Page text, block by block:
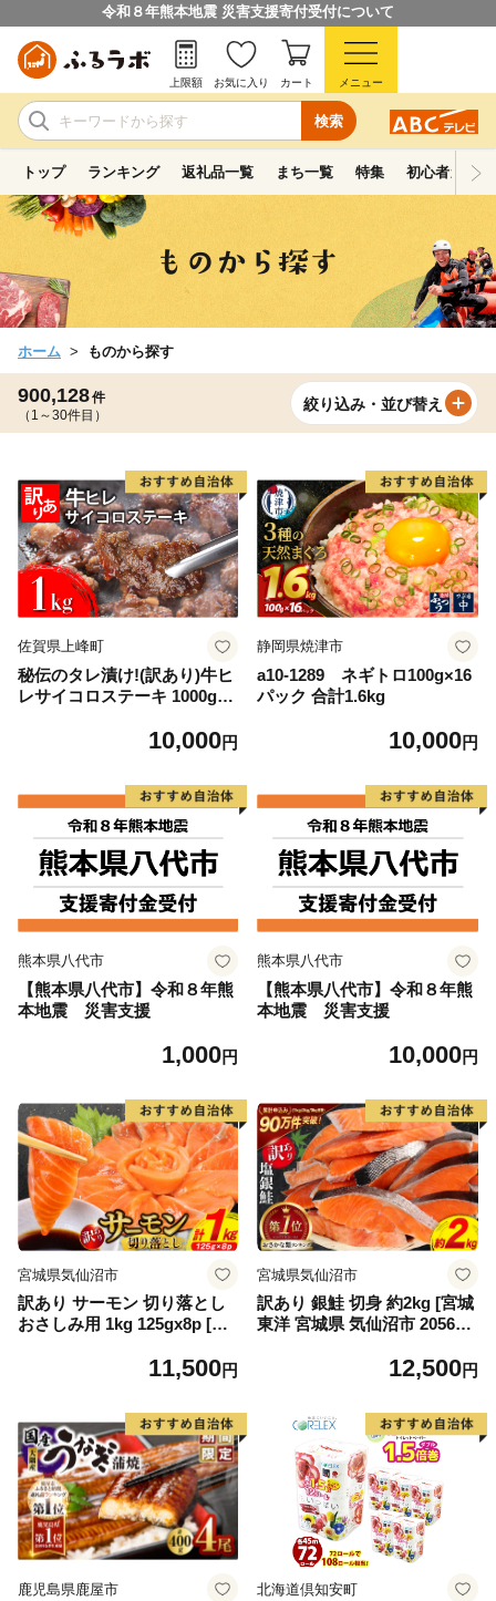
令和８年熊本地震 災害支援寄付受付について
検索
上限額 お気に入り カート メニュー
トップ ランキング 返礼品一覧 まち一覧 特集 初心者ガイド
ホーム ものから探す
900,128件
（1～30件目）
絞り込み・並び替え
佐賀県上峰町
秘伝のタレ漬け!(訳あり)牛ヒ
レサイコロステーキ 1000g
10,000円
静岡県焼津市
a10-1289 ネギトロ100g×16
パック 合計1.6kg
10,000円
熊本県八代市
【熊本県八代市】令和８年熊
本地震 災害支援
1,000円
熊本県八代市
【熊本県八代市】令和８年熊
本地震 災害支援
10,000円
宮城県気仙沼市
訳あり サーモン 切り落とし
おさしみ用 1kg 125gx8p [足
4313] 魚 魚介類 鮭 お刺し身
介
11,500円
宮城県気仙沼市
訳あり 銀鮭 切身 約2kg [宮城
東洋 宮城県 気仙沼市 205649
格外 不揃い さけ サケ 鮭切身
切り身 魚 わけあり
12,500円
鹿児島県鹿屋市 北海道倶知安町